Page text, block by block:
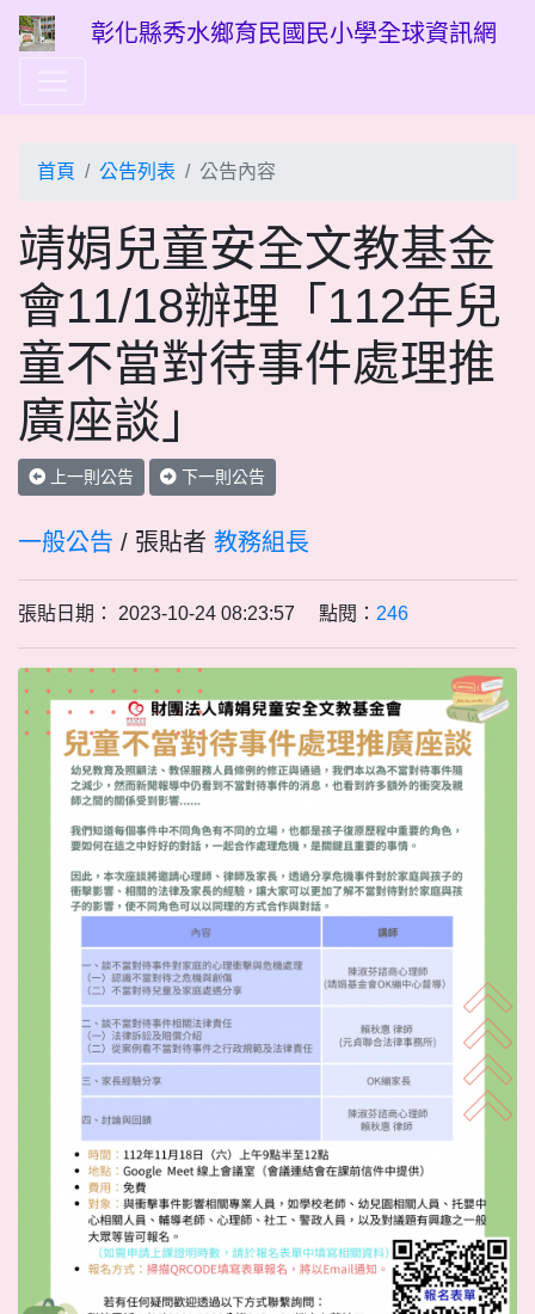
彰化縣秀水鄉育民國民小學全球資訊網
首頁 公告列表 公告內容
靖娟兒童安全文教基金
會11/18辦理「112年兒
童不當對待事件處理推
廣座談」
上一則公告 下一則公告
一般公告 / 張貼者 教務組長
張貼日期： 2023-10-24 08:23:57 點閱： 246